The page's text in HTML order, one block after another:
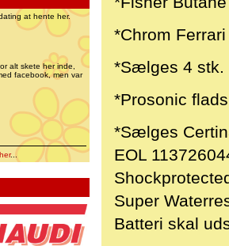
at hente her.
alt skete her inde,
facebook, men var
...
*Chrom
*Sælges 4 stk.
*Prosonic
*Sælges
EOL
Super
Batteri skal